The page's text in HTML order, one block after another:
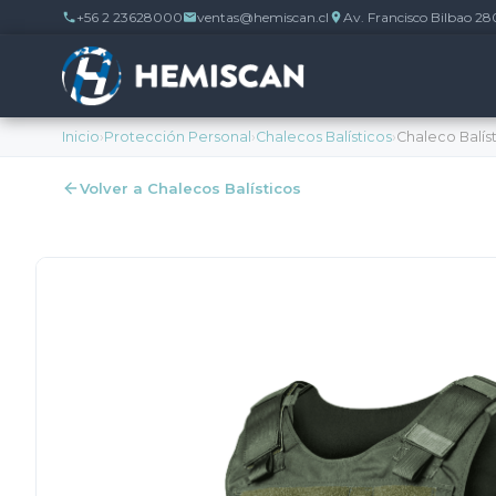
+56 2 23628000 ventas@hemiscan.cl Av. Francisco Bilbao
Inicio›Protección Personal ›Chalecos Balísticos›Chaleco
Volver a Chalecos Balísticos